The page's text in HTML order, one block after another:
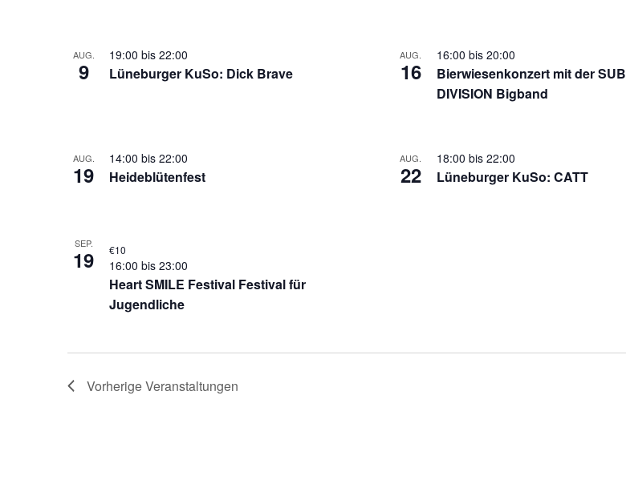
Photo
AUG.
9 Lüneburger KuSo: Dick Brave
19:00 bis 22:00 AUG.
16
Bierwiesenkonzert mit der SUB
DIVISION Bigband
16:00 bis 20:00
AUG.
19 Heideblütenfest
14:00 bis 22:00 AUG.
22 Lüneburger KuSo: CATT
18:00 bis 22:00
SEP.
19
Heart SMILE Festival Festival für
Jugendliche
16:00 bis 23:00
€10
VorherigeVeranstaltungen